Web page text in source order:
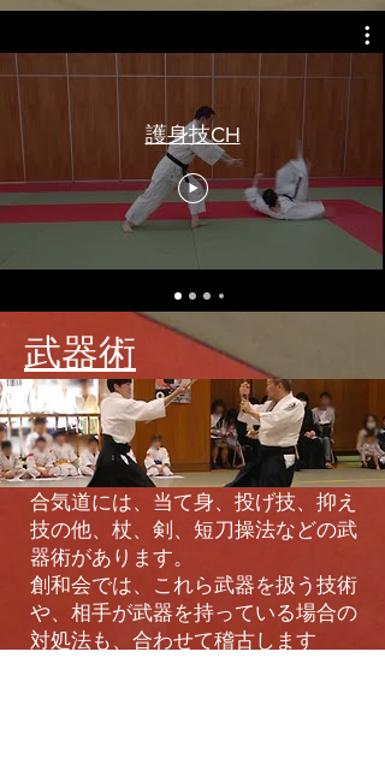
護身技CH
武器術
合気道には、当て身、投げ技、抑え
技の他、杖、剣、短刀操法などの武
器術があります。
​創和会では、これら武器を扱う技術
や、相手が武器を持っている場合の
対処法も、合わせて稽古します